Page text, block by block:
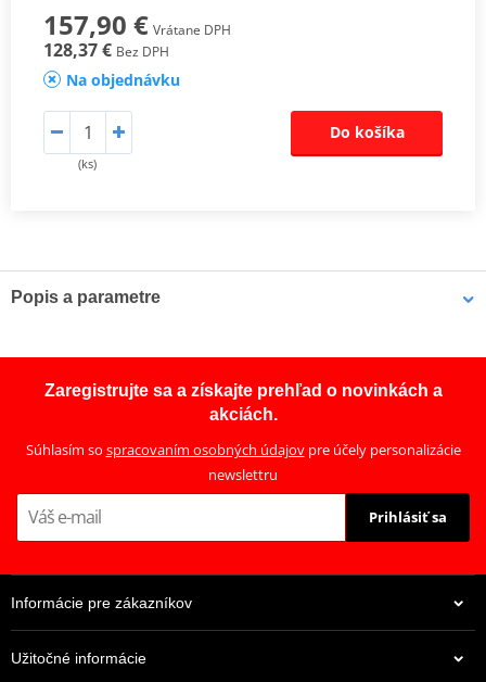
157,90 € Vrátane DPH
128,37 € Bez DPH
Na objednávku
(ks)
Do košíka
Popis a parametre
Kompletní sada standardních třecích i ocelových unášecích lamel
pro offroad (motocross, enduro a ATV), včetně zesílených
Zaregistrujte sa a získajte prehľad o novinkách a
akciách.
Súhlasím so spracovaním osobných údajovpre účely personalizácie
newslettru
Prihlásiť sa
Informácie pre zákazníkov
Užitočné informácie